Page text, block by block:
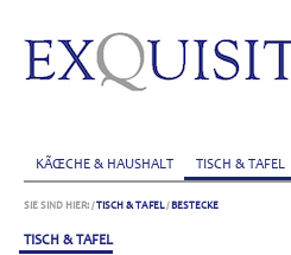
KÃŒCHE & HAUSHALT TISCH & TAFEL
SIE SIND HIER: /TISCH & TAFEL/ BESTECKE
TISCH & TAFEL